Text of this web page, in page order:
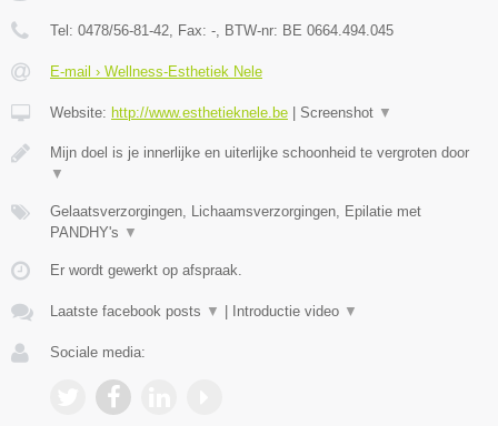
Tel: 0478/56-81-42, Fax: -, BTW-nr: BE 0664.494.045
E-mail › Wellness-Esthetiek Nele
Website: http://www.esthetieknele.be Screenshot ▼
Mijn doel is je innerlijke en uiterlijke schoonheid te vergroten door
▼
Gelaatsverzorgingen, Lichaamsverzorgingen, Epilatie met
PANDHY's ▼
Er wordt gewerkt op afspraak.
Laatste facebook posts ▼ Introductie video ▼
Sociale media: